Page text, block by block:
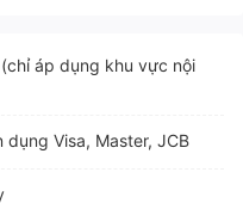
áp dụng khu vực nội
Visa, Master, JCB